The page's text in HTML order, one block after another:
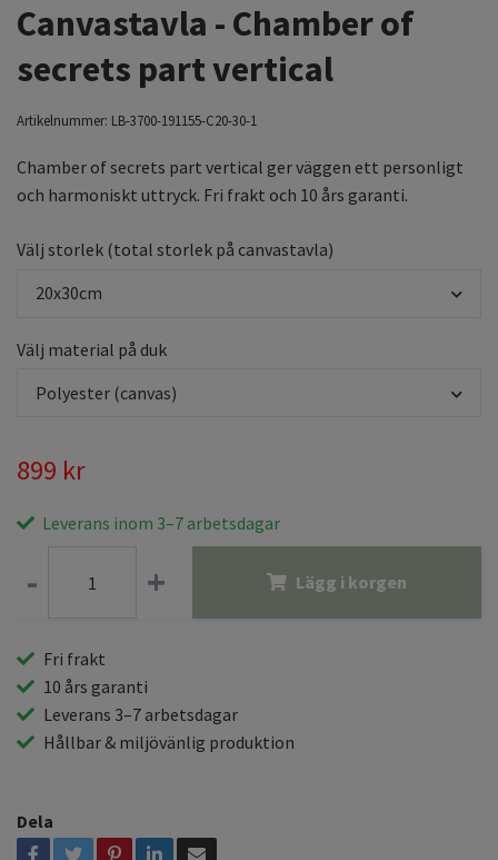
Canvastavla - Chamber of
secrets part vertical
Artikelnummer: LB-3700-191155-C20-30-1
Chamber of secrets part vertical ger väggen ett personligt
och harmoniskt uttryck. Fri frakt och 10 års garanti.
Välj storlek (total storlek på canvastavla)
20x30cm
Välj material på duk
Polyester (canvas)
899 kr
Leverans inom 3–7 arbetsdagar
- + Lägg i korgen
Fri frakt
10 års garanti
Leverans 3–7 arbetsdagar
Hållbar & miljövänlig produktion
Dela